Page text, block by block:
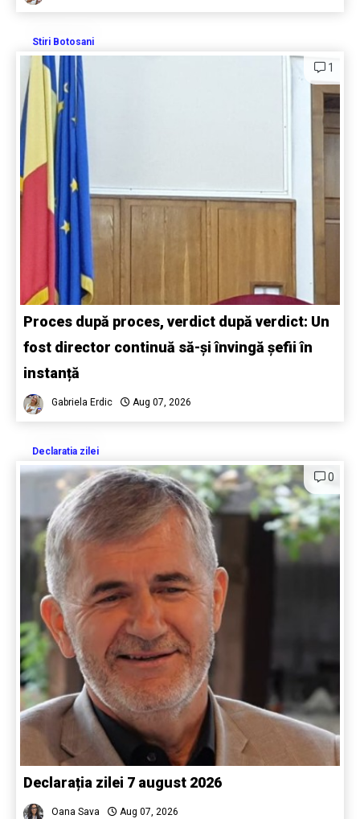
Stiri Botosani
1
Proces după proces, verdict după verdict: Un
fost director continuă să-și învingă șefii în
instanță
Gabriela Erdic Aug 07, 2026
Declaratia zilei
0
Declarația zilei 7 august 2026
Oana Sava Aug 07, 2026